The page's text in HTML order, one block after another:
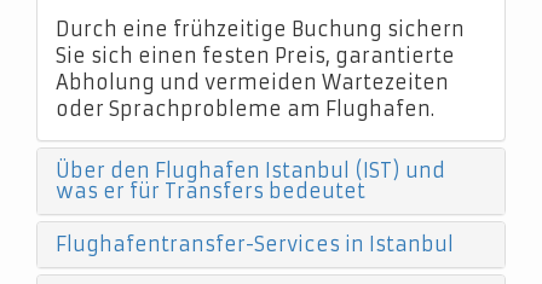
Durch eine frühzeitige Buchung sichern
Sie sich einen festen Preis, garantierte
Abholung und vermeiden Wartezeiten
oder Sprachprobleme am Flughafen.
Über den Flughafen Istanbul (IST) und
was er für Transfers bedeutet
Flughafentransfer-Services in Istanbul